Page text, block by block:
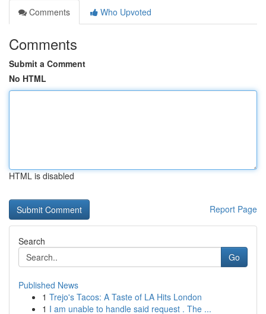
Comments
Who Upvoted
Comments
Submit a Comment
No HTML
HTML is disabled
Report Page
Search
Go
Published News
1 Trejo's Tacos: A Taste of LA Hits London
1 I am unable to handle said request . The ...